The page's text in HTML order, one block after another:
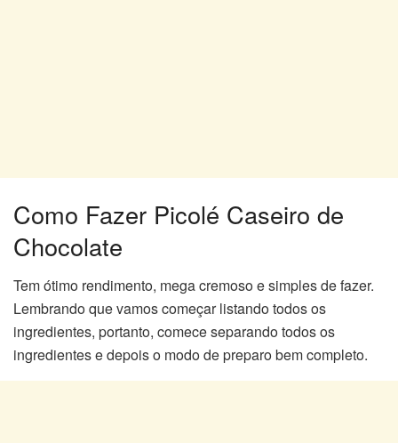
Como Fazer Picolé Caseiro de
Chocolate
Tem ótimo rendimento, mega cremoso e simples de fazer.
Lembrando que vamos começar listando todos os
ingredientes, portanto, comece separando todos os
ingredientes e depois o modo de preparo bem completo.